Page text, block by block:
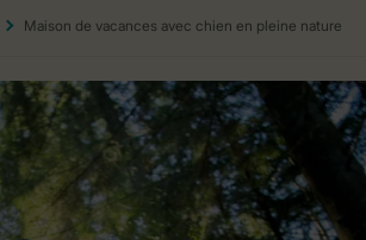
Maison de vacances avec chien en pleine nature